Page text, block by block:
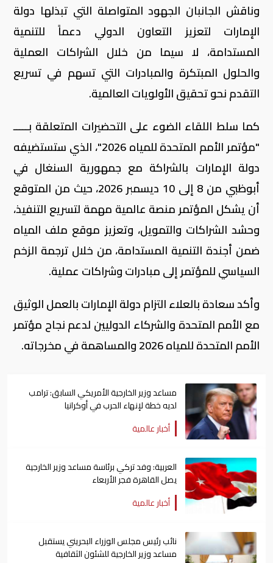
وناقش الجانبان الجهود المتواصلة التي تبذلها دولة
الإمارات لتعزيز التعاون الدولي دعماً للتنمية
المستدامة، لا سيما من خلال الشراكات العملية
والحلول المبتكرة والمبادرات التي تسهم في تسريع
التقدم نحو تحقيق الأولويات العالمية.
كما سلط اللقاء الضوء على التحضيرات المتعلقة بـــــ
"مؤتمر الأمم المتحدة للمياه 2026"، الذي ستستضيفه
دولة الإمارات بالشراكة مع جمهورية السنغال في
أبوظبي من 8 إلى 10 ديسمبر 2026، حيث من المتوقع
أن يشكل المؤتمر منصة عالمية مهمة لتسريع التنفيذ،
وحشد الشراكات والتمويل، وتعزيز موقع ملف المياه
ضمن أجندة التنمية المستدامة، من خلال ترجمة الزخم
السياسي للمؤتمر إلى مبادرات وشراكات عملية.
وأكد سعادة بالعلاء التزام دولة الإمارات بالعمل الوثيق
مع الأمم المتحدة والشركاء الدوليين لدعم نجاح مؤتمر
الأمم المتحدة للمياه 2026 والمساهمة في مخرجاته.
مساعد وزير الخارجية الأمريكي السابق: ترامب
لديه خطة لإنهاء الحرب في أوكرانيا
أخبار عالمية
العربية: وفد تركي برئاسة مساعد وزير الخارجية
يصل القاهرة فجر الأربعاء
أخبار عالمية
نائب رئيس مجلس الوزراء البحريني يستقبل
مساعد وزير الخارجية للشئون الثقافية